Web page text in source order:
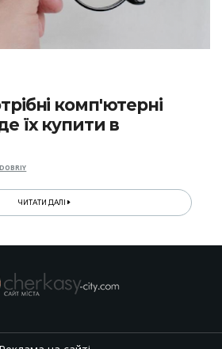
комп'ютерні
їх купити в
ЧИТАТИ ДАЛІ